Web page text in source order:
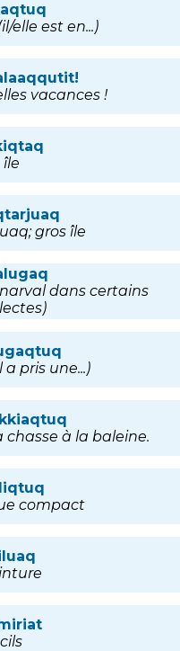
elle est en...)
vacances !
île
gros île
dans certains
pris une...)
chasse à la baleine.
compact
cils